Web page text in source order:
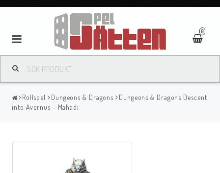
0
Rollspel Dungeons & Dragons
Dungeons & Dragons Descent
into Avernus - Mahadi